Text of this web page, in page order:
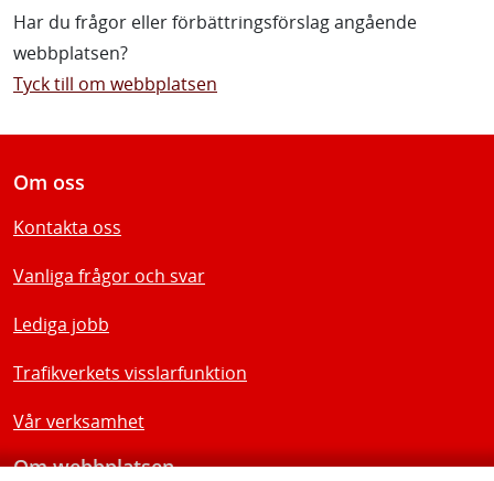
Har du frågor eller förbättringsförslag angående
webbplatsen?
Tyck till om webbplatsen
Om oss
Kontakta oss
Vanliga frågor och svar
Lediga jobb
Trafikverkets visslarfunktion
Vår verksamhet
Om webbplatsen